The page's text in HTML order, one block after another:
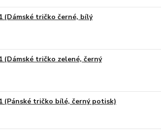
(Dámské tričko černé, bílý
(Dámské tričko zelené, černý
(Pánské tričko bílé, černý potisk)